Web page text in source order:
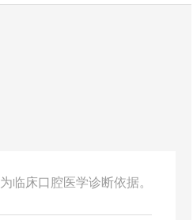
临床口腔医学诊断依据。